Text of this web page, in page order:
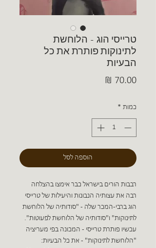
טרייסי הוג - הלוחשת
לתינוקות פותרת את כל
הבעיות
כמות *
הוספה לסל
רבבות הורים בישראל כבר אימצו בהצלחה
רבה את עצותיה הנבונות והיעילות של טרייסי
הוג ברבי-המכר שלה - "סודותיה של הלוחשת
לתינוקות" ו"סודותיה של הלוחשת לפעוטות".
עכשיו פותרת טרייסי - המכונה בפי מעריציה
"הלוחשת לתינוקות" - את כל הבעיות: